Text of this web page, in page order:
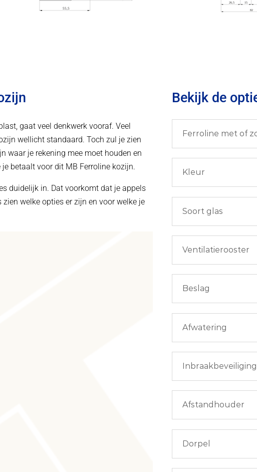
gaat veel denkwerk vooraf. Veel
wellicht standaard. Toch zul je zien
waar je rekening mee moet houden en
betaalt voor dit MB Ferroline kozijn.
duidelijk in. Dat voorkomt dat je appels
welke opties er zijn en voor welke je
Bekijk de
Ferroline met of
Kleur
Soort glas
Ventilatierooster
Beslag
Afwatering
Inbraakbeveiliging
Afstandhouder
Dorpel